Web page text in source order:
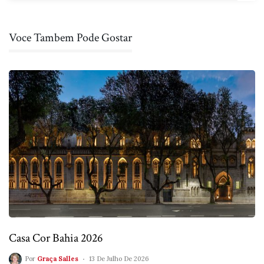
Voce Tambem Pode Gostar
Casa Cor Bahia 2026
Por Graça Salles 13 De Julho De 2026